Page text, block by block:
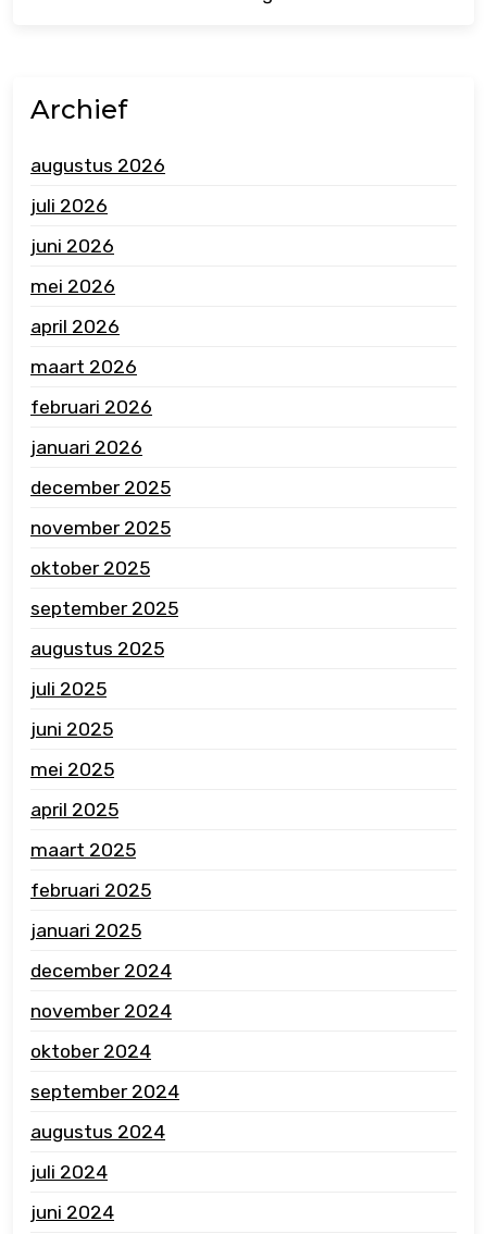
Archief
augustus 2026
juli 2026
juni 2026
mei 2026
april 2026
maart 2026
februari 2026
januari 2026
december 2025
november 2025
oktober 2025
september 2025
augustus 2025
juli 2025
juni 2025
mei 2025
april 2025
maart 2025
februari 2025
januari 2025
december 2024
november 2024
oktober 2024
september 2024
augustus 2024
juli 2024
juni 2024